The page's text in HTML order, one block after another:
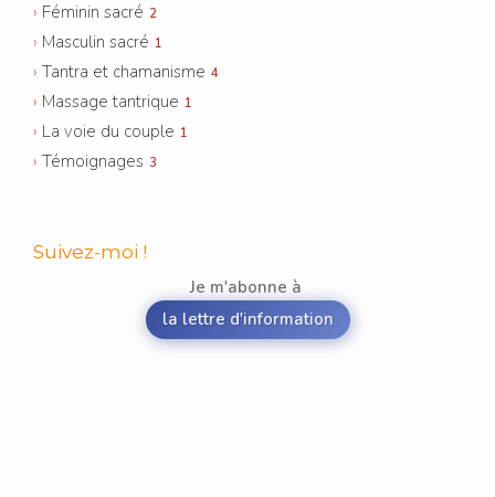
Féminin sacré 2
Masculin sacré 1
Tantra et chamanisme 4
Massage tantrique 1
La voie du couple 1
Témoignages 3
Suivez-moi !
Je m'abonne à
la lettre d'information